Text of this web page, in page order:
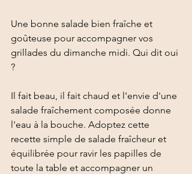
Une bonne salade bien fraîche et
goûteuse pour accompagner vos
grillades du dimanche midi. Qui dit oui
?
Il fait beau, il fait chaud et l'envie d'une
salade fraîchement composée donne
l'eau à la bouche. Adoptez cette
recette simple de salade fraîcheur et
équilibrée pour ravir les papilles de
toute la table et accompagner un